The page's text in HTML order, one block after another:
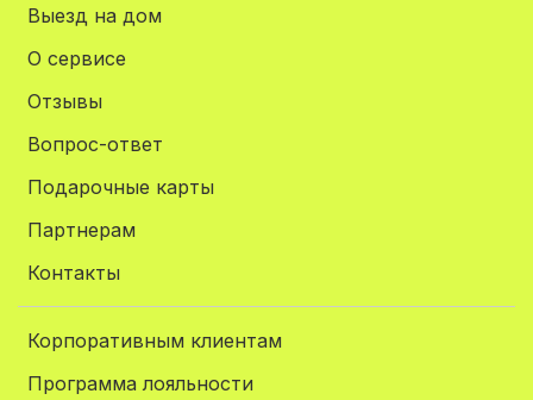
Выезд на дом
О сервисе
Отзывы
Вопрос-ответ
Подарочные карты
Партнерам
Контакты
Корпоративным клиентам
Программа лояльности